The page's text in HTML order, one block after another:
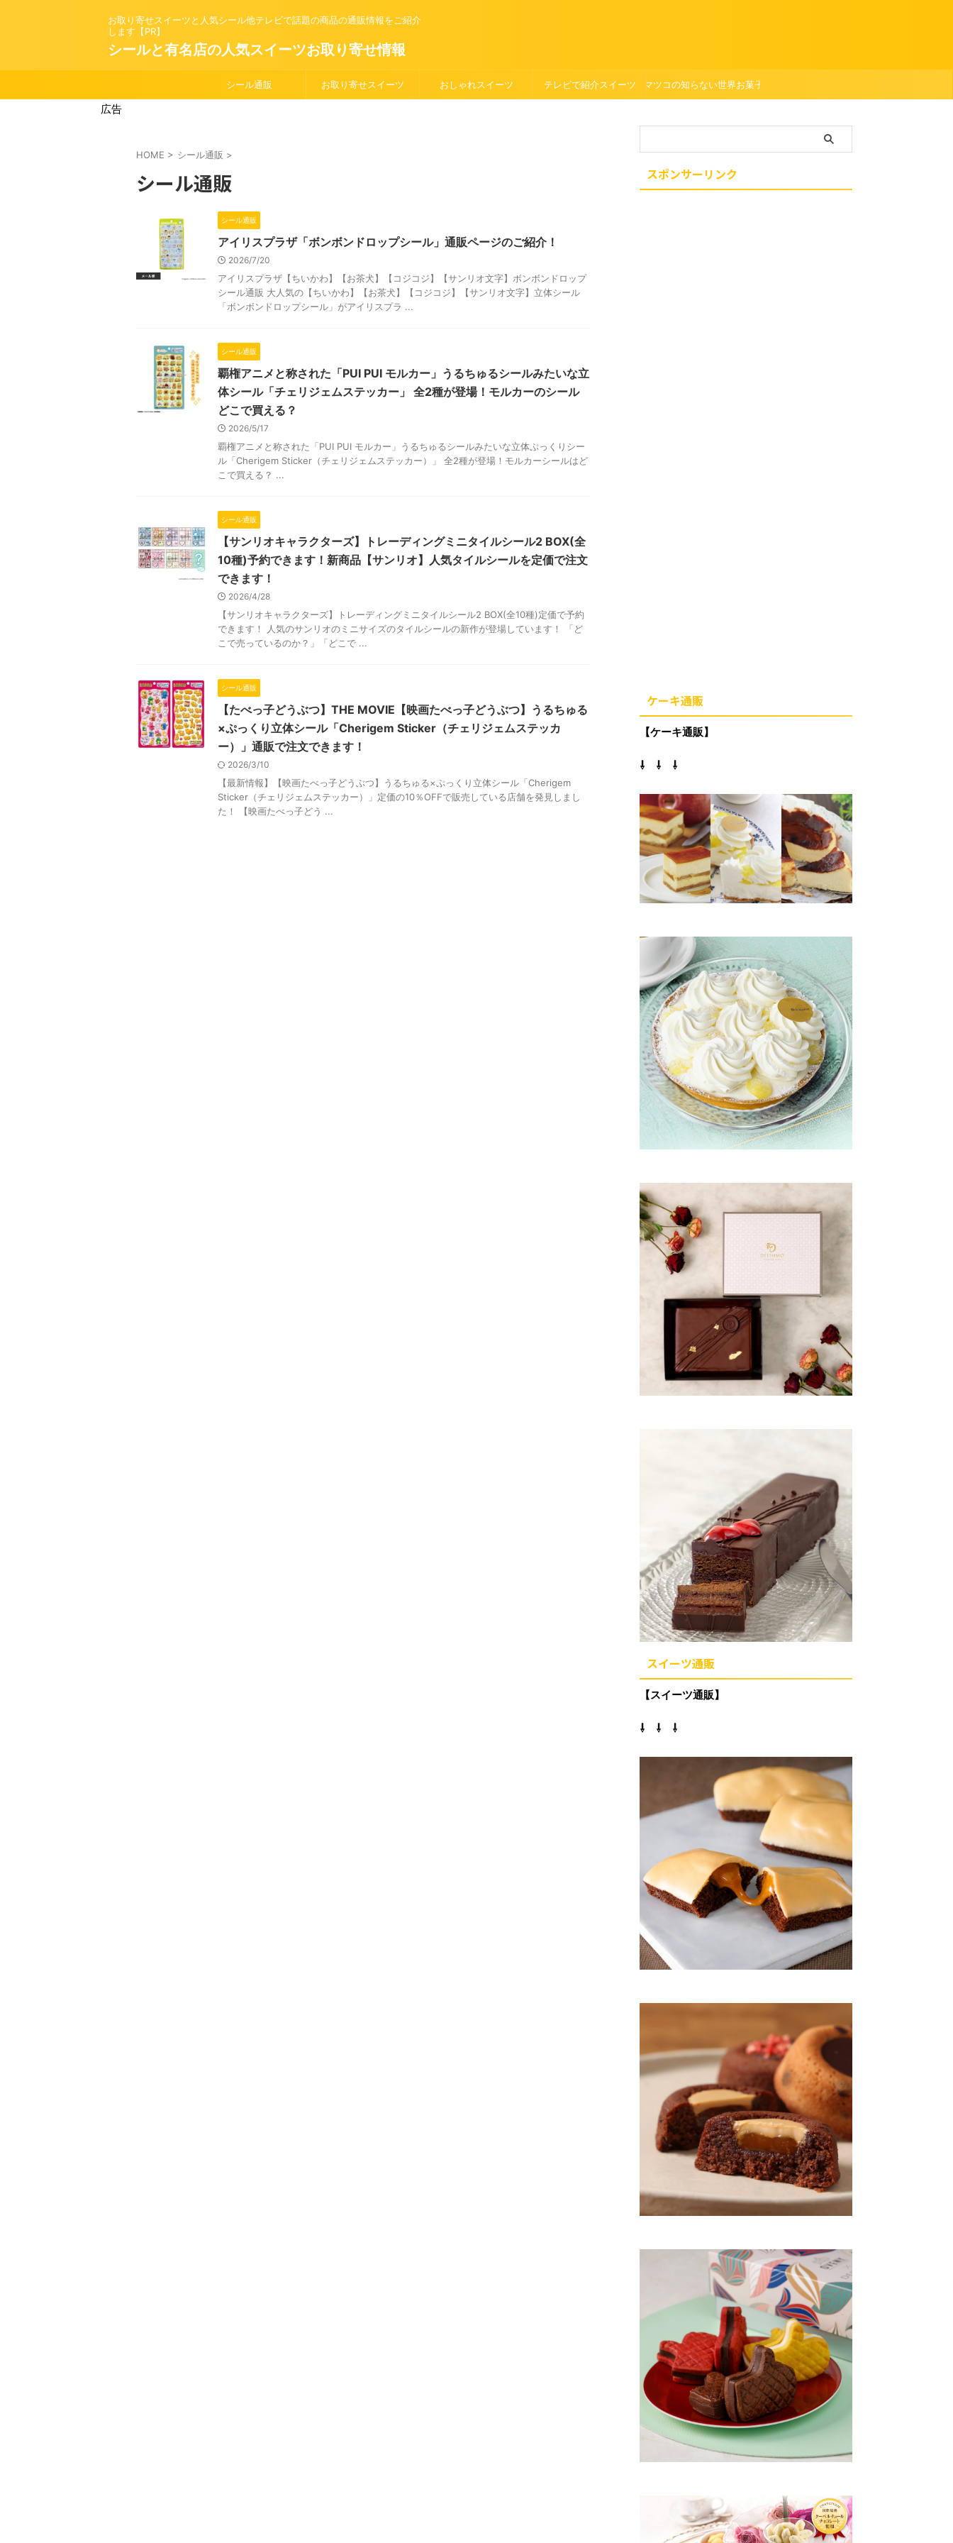
お取り寄せスイーツと人気シール他テレビで話題の商品の通販情報をご紹介
します【PR】
シールと有名店の人気スイーツお取り寄せ情報
シール通販 お取り寄せスイーツ おしゃれスイーツ テレビで紹介スイーツ マツコの知らない世界お菓子
広告
HOME > シール通販 >
シール通販
シール通販
アイリスプラザ「ボンボンドロップシール」通販ページのご紹介！
2026/7/20
アイリスプラザ【ちいかわ】【お茶犬】【コジコジ】【サンリオ文字】ボンボンドロップ
シール通販 大人気の【ちいかわ】【お茶犬】【コジコジ】【サンリオ文字】立体シール
「ボンボンドロップシール」がアイリスプラ ...
シール通販
覇権アニメと称された「PUI PUI モルカー」うるちゅるシールみたいな立
体シール「チェリジェムステッカー」 全2種が登場！モルカーのシール
どこで買える？
2026/5/17
覇権アニメと称された「PUI PUI モルカー」うるちゅるシールみたいな立体ぷっくりシー
ル「Cherigem Sticker（チェリジェムステッカー）」 全2種が登場！モルカーシールはど
こで買える？ ...
シール通販
【サンリオキャラクターズ】トレーディングミニタイルシール2 BOX(全
10種)予約できます！新商品【サンリオ】人気タイルシールを定価で注文
できます！
2026/4/28
【サンリオキャラクターズ】トレーディングミニタイルシール2 BOX(全10種)定価で予約
できます！ 人気のサンリオのミニサイズのタイルシールの新作が登場しています！ 「ど
こで売っているのか？」「どこで ...
シール通販
【たべっ子どうぶつ】THE MOVIE【映画たべっ子どうぶつ】うるちゅる
×ぷっくり立体シール「Cherigem Sticker（チェリジェムステッカ
ー）」通販で注文できます！
2026/3/10
【最新情報】【映画たべっ子どうぶつ】うるちゅる×ぷっくり立体シール「Cherigem
Sticker（チェリジェムステッカー）」定価の10％OFFで販売している店舗を発見しまし
た！ 【映画たべっ子どう ...
スポンサーリンク
ケーキ通販
【ケーキ通販】
⇩ ⇩ ⇩
スイーツ通販
【スイーツ通販】
⇩ ⇩ ⇩